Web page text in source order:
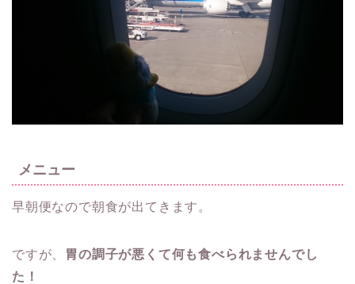
メニュー
早朝便なので朝食が出てきます。
ですが、
胃の調子が悪くて何も食べられませんでし
た！